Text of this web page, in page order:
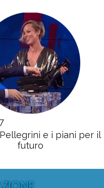
e i piani per il
futuro